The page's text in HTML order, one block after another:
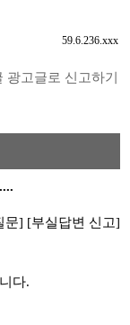
59.6.236.xxx
광고글로 신고하기
문] [부실답변 신고]
다.